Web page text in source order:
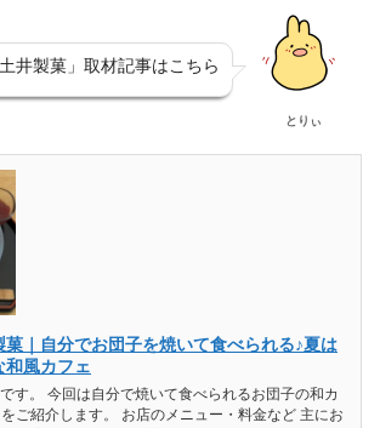
井製菓」取材記事はこちら
とりぃ
菓｜自分でお団子を焼いて食べられる♪夏は
和風カフェ
す。 今回は自分で焼いて食べられるお団子の和カ
ご紹介します。 お店のメニュー・料金など 主にお